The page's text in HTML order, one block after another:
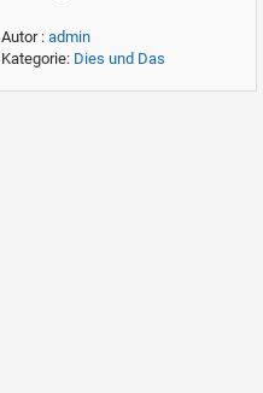
Autor : admin
Kategorie: Dies und Das